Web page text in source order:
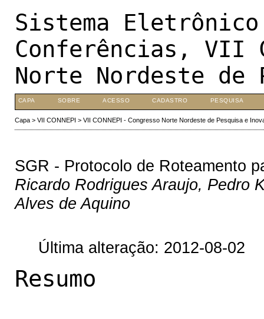
Sistema
Conferências, VII
Norte Nordeste de
CAPA SOBRE ACESSO CADASTRO PESQUISA
Capa> VII CONNEPI > VII CONNEPI - Congresso Norte Nordeste de Pesquisa e
SGR - Protocolo de Roteamento
Ricardo Rodrigues Araujo, Pedro
Alves de Aquino
Última alteração: 2012-08-02
Resumo